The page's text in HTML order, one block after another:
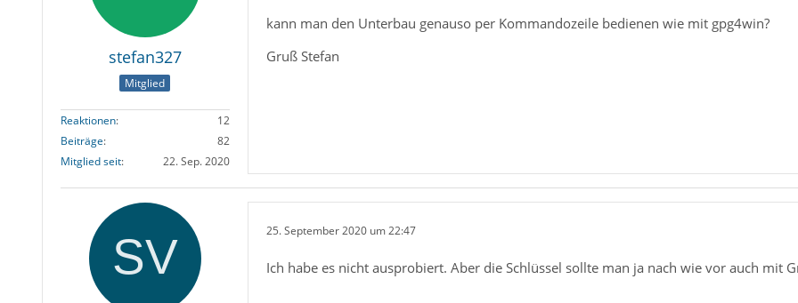
stefan327
Mitglied
Reaktionen
12
Beiträge
82
Mitglied seit
22. Sep. 2020
kann man den Unterbau genauso per Kommandozeile bedienen wie mit gpg4win?
Gruß Stefan
25. September 2020 um 22:47
Ich habe es nicht ausprobiert. Aber die Schlüssel sollte man ja nach wie vor auch mit